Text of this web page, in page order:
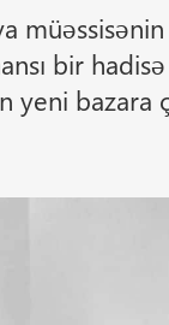
bir
bazara